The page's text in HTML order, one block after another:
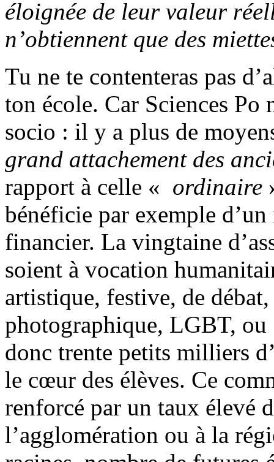
éloignée de leur valeur
n’obtiennent que des
Tu ne te contenteras pas
ton école. Car Sciences Po
socio : il y a plus de
grand attachement des
rapport à celle « ordinaire
bénéficie par exemple
financier. La vingtaine
soient à vocation
artistique, festive, de
photographique, LGBT,
donc trente petits milliers
le cœur des élèves. Ce
renforcé par un taux élevé
l’agglomération ou à la